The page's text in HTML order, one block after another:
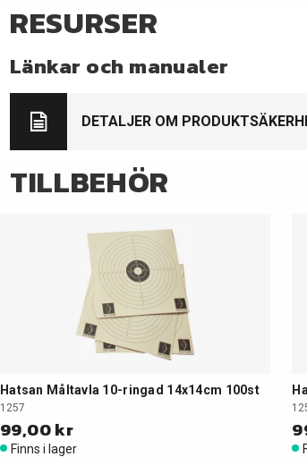
RESURSER
Länkar och manualer
DETALJER OM
TILLBEHÖR
Hatsan Måltavla 10-ringad 14x14cm 100st
1257
99,00 kr
Finns i lager